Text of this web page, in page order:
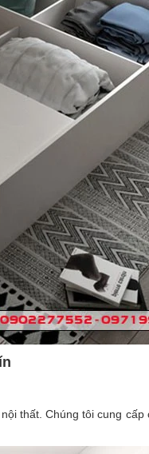
thất. Chúng tôi cung